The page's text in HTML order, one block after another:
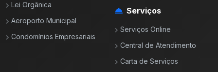
Lei Orgânica
Aeroporto Municipal
Condomínios Empresariais
Serviços
Serviços Online
Central de Atendimento
Carta de Serviços